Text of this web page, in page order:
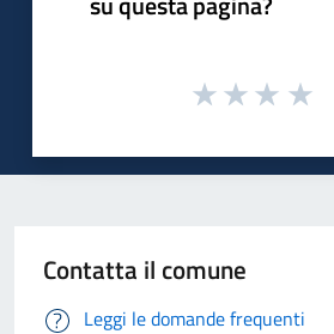
Contatta il comune
Leggi le domande frequenti